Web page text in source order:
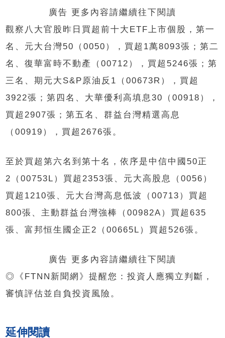
廣告 更多內容請繼續往下閱讀
觀察八大官股昨日買超前十大ETF上市個股，第一
名、元大台灣50（0050），買超1萬8093張；第二
名、復華富時不動產（00712），買超5246張；第
三名、期元大S&P原油反1（00673R），買超
3922張；第四名、大華優利高填息30（00918），
買超2907張；第五名、群益台灣精選高息
（00919），買超2676張。
至於買超第六名到第十名，依序是中信中國50正
2（00753L）買超2353張、元大高股息（0056）
買超1210張、元大台灣高息低波（00713）買超
800張、主動群益台灣強棒（00982A）買超635
張、富邦恒生國企正2（00665L）買超526張。
廣告 更多內容請繼續往下閱讀
◎《FTNN新聞網》提醒您：投資人應獨立判斷，
審慎評估並自負投資風險。
延伸閱讀